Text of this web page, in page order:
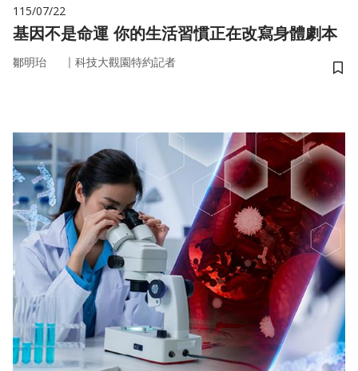
115/07/22
基因不是命運 你的生活習慣正在改寫身體劇本
鄒明珆 ｜ 科技大觀園特約記者
儲